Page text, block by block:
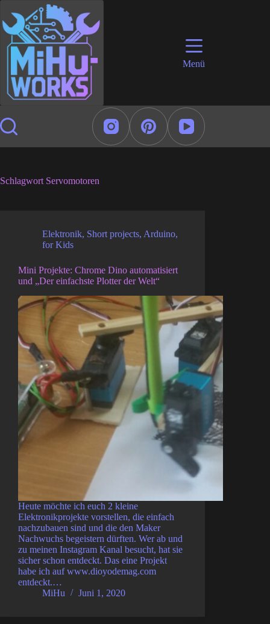
Inhalt
springen
Menü
Schlagwort Servomotoren
Elektronik, Short projects, Arduino,
for Kids
Mini Projekte: Chrome Dino automatisiert
und „Der einfachste Plotter der Welt“
Heute möchte ich euch 2 kleine
Elektronikprojekte vorstellen, die einfach
nachzubauen sind und die den Maker
Nachwuchs begeistern dürften. Wer ab und
zu meinen Instagram Kanal besucht, hat sie
sicher schon entdeckt. Das eine Projekt
habe ich auf www.dioyodemag.com
entdeckt.…
MiHu
Juni 1, 2020